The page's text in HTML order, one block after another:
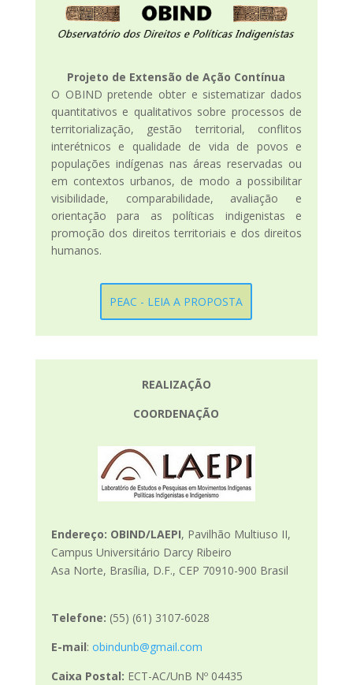
Projeto de Extensão de Ação Contínua
O OBIND pretende obter e sistematizar dados
quantitativos e qualitativos sobre processos de
territorialização, gestão territorial, conflitos
interétnicos e qualidade de vida de povos e
populações indígenas nas áreas reservadas ou
em contextos urbanos, de modo a possibilitar
visibilidade, comparabilidade, avaliação e
orientação para as políticas indigenistas e
promoção dos direitos territoriais e dos direitos
humanos.
PEAC - LEIA A PROPOSTA
REALIZAÇÃO
COORDENAÇÃO
Endereço: OBIND/LAEPI, Pavilhão Multiuso II,
Campus Universitário Darcy Ribeiro
Asa Norte, Brasília, D.F., CEP 70910-900 Brasil
Telefone: (55) (61) 3107-6028
E-mail: obindunb@gmail.com
Caixa Postal: ECT-AC/UnB Nº 04435